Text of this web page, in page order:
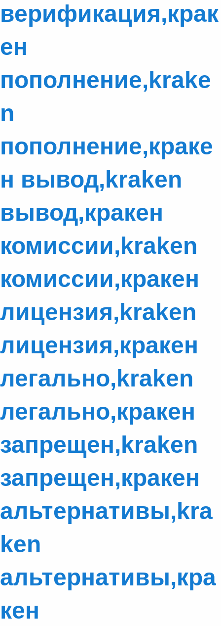
верификация,крак
ен
пополнение,krake
n
пополнение,краке
н вывод,kraken
вывод,кракен
комиссии,kraken
комиссии,кракен
лицензия,kraken
лицензия,кракен
легально,kraken
легально,кракен
запрещен,kraken
запрещен,кракен
альтернативы,kra
ken
альтернативы,кра
кен